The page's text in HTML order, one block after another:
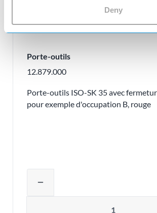
Deny
Porte-outils
12.879.000
Porte-outils ISO-SK 35 avec
pour exemple d'occupation B, rouge
remove